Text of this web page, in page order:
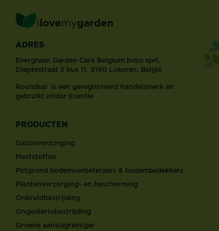
ilovemygarden
ADRES
Evergreen Garden Care Belgium bvba sprl,
Dieptestraat 2 bus 11, 9160 Lokeren, België
Roundup® is een geregistreerd handelsmerk en
gebruikt onder licentie
PRODUCTEN
Gazonverzorging
Meststoffen
Potgrond bodemverbeteraars & bodembedekkers
Plantenverzorging- en bescherming
Onkruidbestrijding
Ongediertebestrijding
Groene aanslagreiniger